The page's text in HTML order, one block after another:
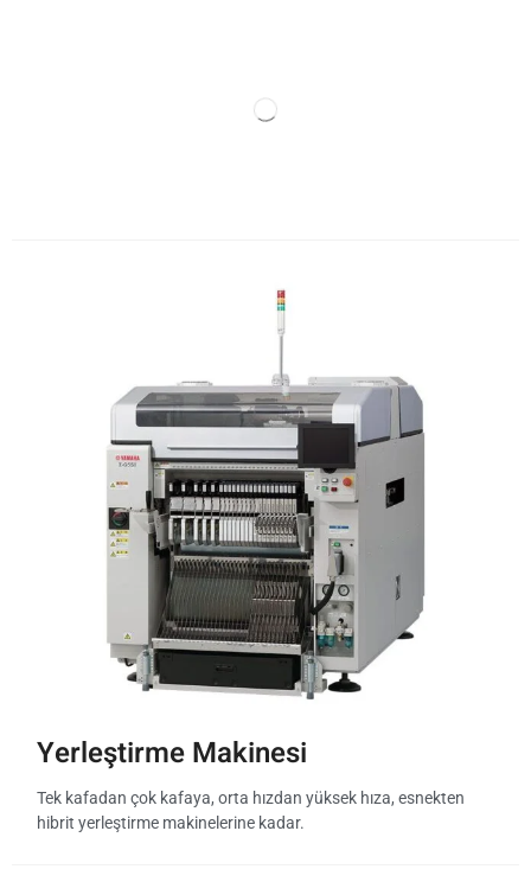
Yerleştirme Makinesi
Tek kafadan çok kafaya, orta hızdan yüksek hıza, esnekten
hibrit yerleştirme makinelerine kadar.